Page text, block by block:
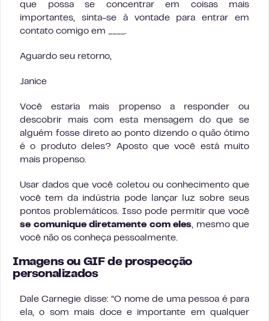
que possa se concentrar em coisas mais
importantes, sinta-se à vontade para entrar em
contato comigo em ____.
Aguardo seu retorno,
Janice
Você estaria mais propenso a responder ou
descobrir mais com esta mensagem do que se
alguém fosse direto ao ponto dizendo o quão ótimo
é o produto deles? Aposto que você está muito
mais propenso.
Usar dados que você coletou ou conhecimento que
você tem da indústria pode lançar luz sobre seus
pontos problemáticos. Isso pode permitir que você
se comunique diretamente com eles, mesmo que
você não os conheça pessoalmente.
Imagens ou GIF de prospecção
personalizados
Dale Carnegie disse: “O nome de uma pessoa é para
ela, o som mais doce e importante em qualquer